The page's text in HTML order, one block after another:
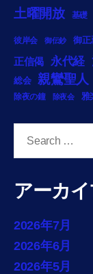
土曜開放 基礎
彼岸会 御伝鈔 御正
正信偈 永代経
総会 親鸞聖人
除夜の鐘 除夜会 雅
アーカ
2026年7月
2026年6月
2026年5月